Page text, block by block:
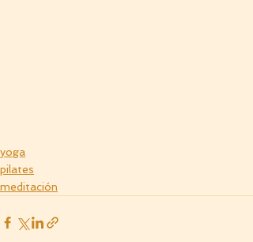
yoga
pilates
meditación